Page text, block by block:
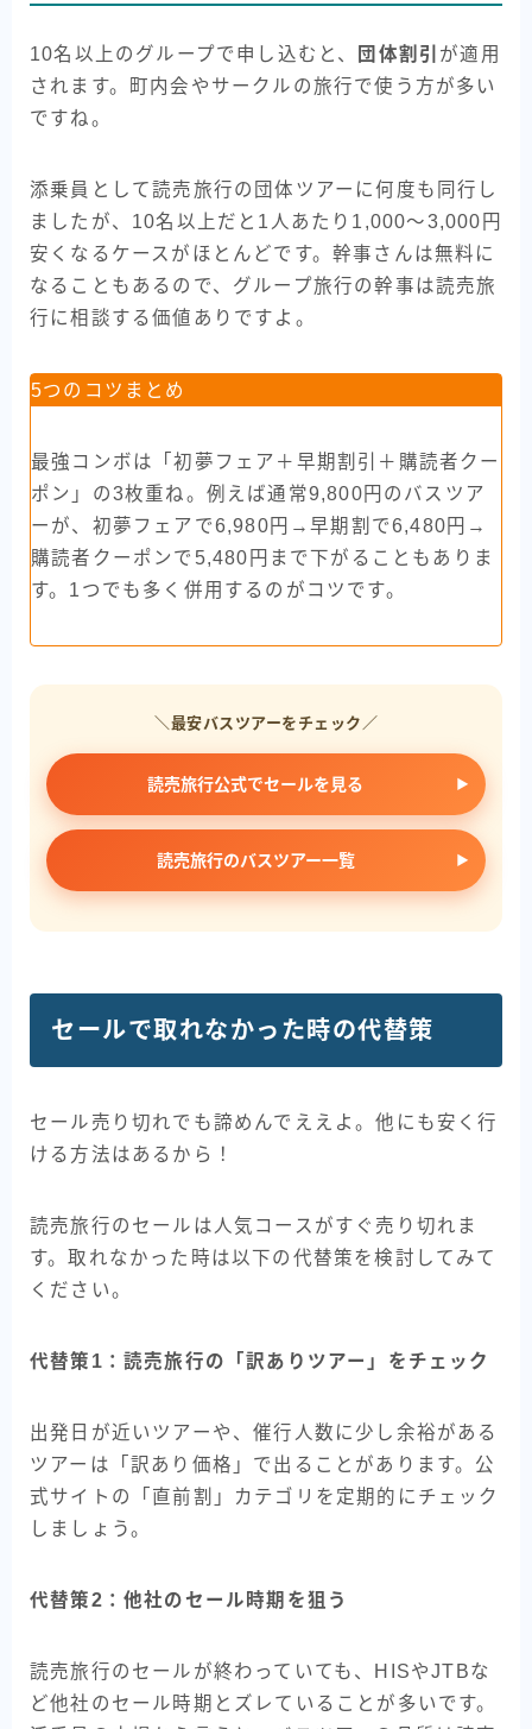
10名以上のグループで申し込むと、 団体割引 が適用
されます。町内会やサークルの旅行で使う方が多い
ですね。
添乗員として読売旅行の団体ツアーに何度も同行し
ましたが、10名以上だと1人あたり1,000〜3,000円
安くなるケースがほとんどです。幹事さんは無料に
なることもあるので、グループ旅行の幹事は読売旅
行に相談する価値ありですよ。
5つのコツまとめ
最強コンボは「初夢フェア＋早期割引＋購読者クー
ポン」の3枚重ね。例えば通常9,800円のバスツア
ーが、初夢フェアで6,980円→早期割で6,480円→
購読者クーポンで5,480円まで下がることもありま
す。1つでも多く併用するのがコツです。
＼最安バスツアーをチェック／
読売旅行公式でセールを見る
読売旅行のバスツアー一覧
セールで取れなかった時の代替策
セール売り切れでも諦めんでええよ。他にも安く行
ける方法はあるから！
読売旅行のセールは人気コースがすぐ売り切れま
す。取れなかった時は以下の代替策を検討してみて
ください。
代替策1：読売旅行の「訳ありツアー」をチェック
出発日が近いツアーや、催行人数に少し余裕がある
ツアーは「訳あり価格」で出ることがあります。公
式サイトの「直前割」カテゴリを定期的にチェック
しましょう。
代替策2：他社のセール時期を狙う
読売旅行のセールが終わっていても、HISやJTBな
ど他社のセール時期とズレていることが多いです。